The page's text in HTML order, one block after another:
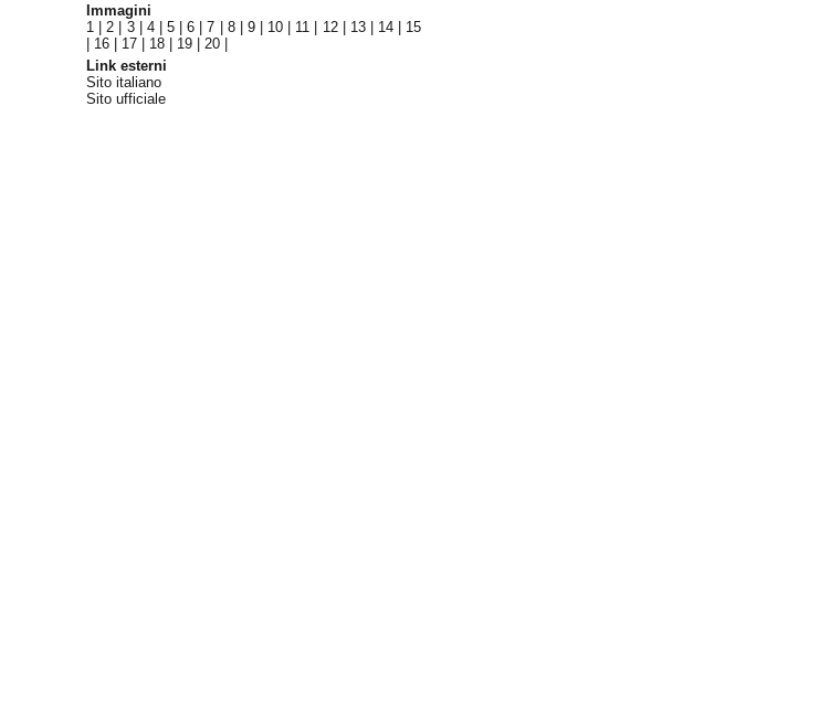
Immagini
1 |2 3| 4|5 |6 |7 8| 9| 10 11 12| 13| 14
15
16 17 18 19 |20
Link esterni
Sito italiano
Sito ufficiale